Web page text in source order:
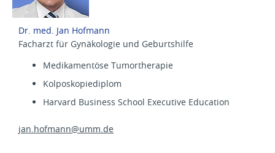
Dr. med. Jan Hofmann
Facharzt für Gynäkologie und Geburtshilfe
Medikamentöse Tumortherapie
Kolposkopiediplom
Harvard Business School Executive Education
jan.hofmann@umm.de